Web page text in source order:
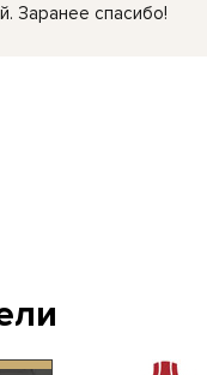
Заранее спасибо!